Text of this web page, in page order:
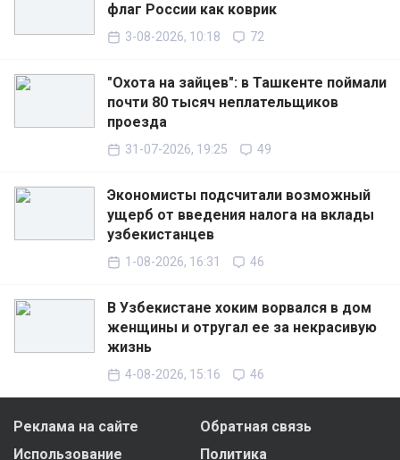
флаг России как коврик
3-08-2026, 10:18 72
"Охота на зайцев": в Ташкенте поймали
почти 80 тысяч неплательщиков
проезда
31-07-2026, 19:25 49
Экономисты подсчитали возможный
ущерб от введения налога на вклады
узбекистанцев
1-08-2026, 16:31 46
В Узбекистане хоким ворвался в дом
женщины и отругал ее за некрасивую
жизнь
4-08-2026, 15:16 46
Реклама на сайте
Обратная связь
Использование
Политика